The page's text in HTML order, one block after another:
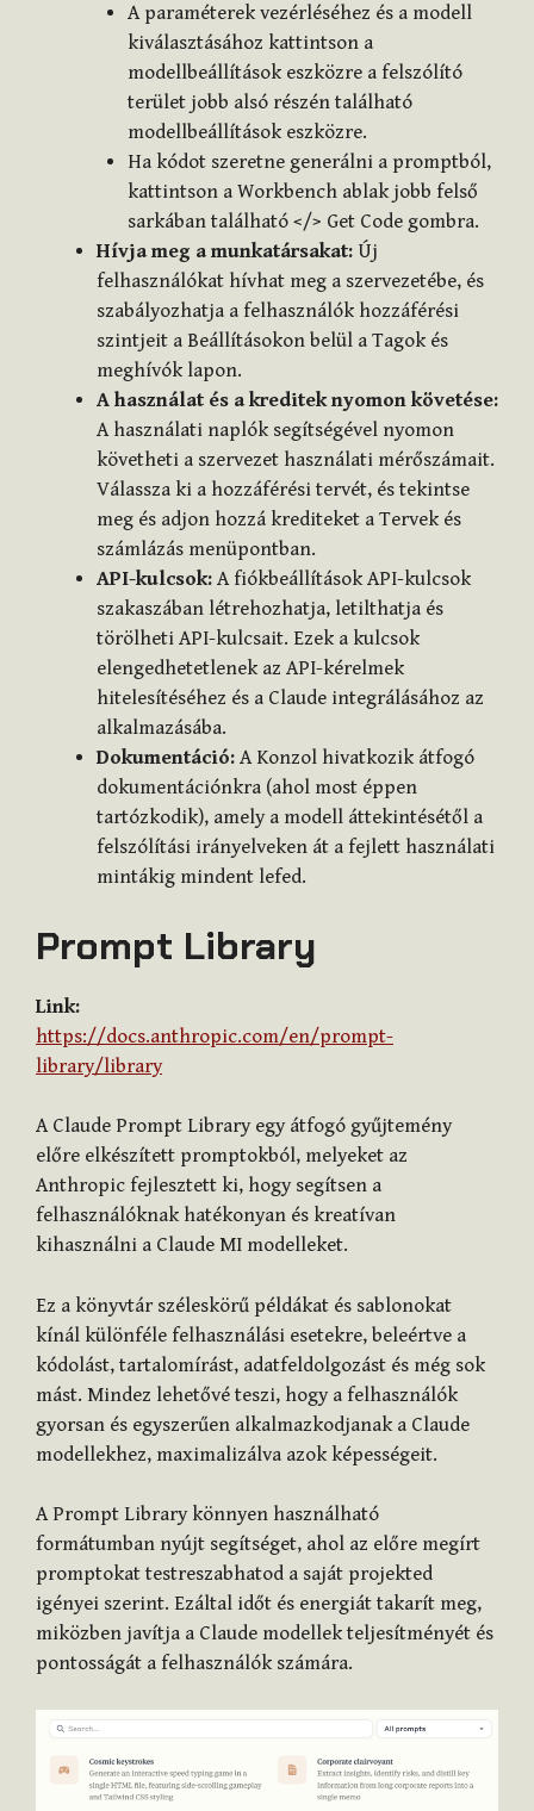
A paraméterek vezérléséhez és a modell
kiválasztásához kattintson a
modellbeállítások eszközre a felszólító
terület jobb alsó részén található
modellbeállítások eszközre.
Ha kódot szeretne generálni a promptból,
kattintson a Workbench ablak jobb felső
sarkában található </> Get Code gombra.
Hívja meg a munkatársakat: Új
felhasználókat hívhat meg a szervezetébe, és
szabályozhatja a felhasználók hozzáférési
szintjeit a Beállításokon belül a Tagok és
meghívók lapon.
A használat és a kreditek nyomon követése:
A használati naplók segítségével nyomon
követheti a szervezet használati mérőszámait.
Válassza ki a hozzáférési tervét, és tekintse
meg és adjon hozzá krediteket a Tervek és
számlázás menüpontban.
API-kulcsok: A fiókbeállítások API-kulcsok
szakaszában létrehozhatja, letilthatja és
törölheti API-kulcsait. Ezek a kulcsok
elengedhetetlenek az API-kérelmek
hitelesítéséhez és a Claude integrálásához az
alkalmazásába.
Dokumentáció: A Konzol hivatkozik átfogó
dokumentációnkra (ahol most éppen
tartózkodik), amely a modell áttekintésétől a
felszólítási irányelveken át a fejlett használati
mintákig mindent lefed.
Prompt Library
Link:
https://docs.anthropic.com/en/prompt-
library/library
A Claude Prompt Library egy átfogó gyűjtemény
előre elkészített promptokból, melyeket az
Anthropic fejlesztett ki, hogy segítsen a
felhasználóknak hatékonyan és kreatívan
kihasználni a Claude MI modelleket.
Ez a könyvtár széleskörű példákat és sablonokat
kínál különféle felhasználási esetekre, beleértve a
kódolást, tartalomírást, adatfeldolgozást és még sok
mást. Mindez lehetővé teszi, hogy a felhasználók
gyorsan és egyszerűen alkalmazkodjanak a Claude
modellekhez, maximalizálva azok képességeit.
A Prompt Library könnyen használható
formátumban nyújt segítséget, ahol az előre megírt
promptokat testreszabhatod a saját projekted
igényei szerint. Ezáltal időt és energiát takarít meg,
miközben javítja a Claude modellek teljesítményét és
pontosságát a felhasználók számára.